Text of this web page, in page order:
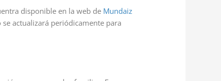
disponible en la web de Mundaiz
actualizará periódicamente para